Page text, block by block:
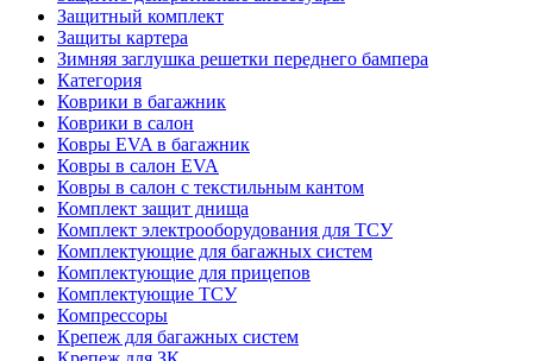
Защитный комплект
Защиты картера
Зимняя заглушка решетки переднего бампера
Категория
Коврики в багажник
Коврики в салон
Ковры EVA в багажник
Ковры в салон EVA
Ковры в салон с текстильным кантом
Комплект защит днища
Комплект электрооборудования для ТСУ
Комплектующие для багажных систем
Комплектующие для прицепов
Комплектующие ТСУ
Компрессоры
Крепеж для багажных систем